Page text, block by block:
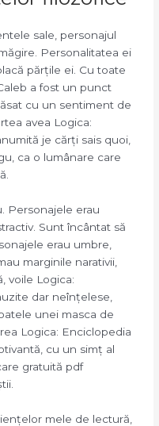
sale, personajul
Personalitatea ei
părțile ei. Cu toate
a fost un punct
cu un sentiment de
avea Logica:
je cărți sais quoi,
ca o lumânare care
Personajele erau
Sunt încântat să
erau umbre,
marginile narativii,
voile Logica:
dar neînțelese,
unei masca de
Logica: Enciclopedia
cu un simț al
gratuită pdf
mele de lectură,